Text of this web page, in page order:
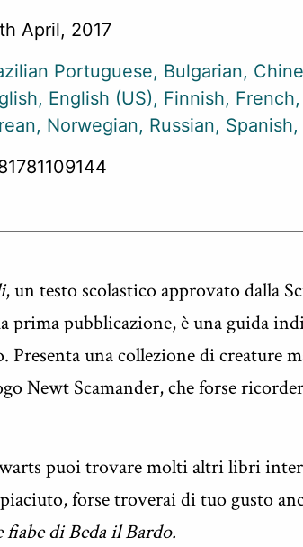
April, 2017
Portuguese Bulgarian
English (US) Finnish French
Norwegian Russian Spanish
, un testo scolastico approvato dalla
prima pubblicazione, è una guida
una collezione di creature
Newt Scamander, che forse
puoi trovare molti altri libri
forse troverai di tuo gusto
fiabe di Beda il Bardo.